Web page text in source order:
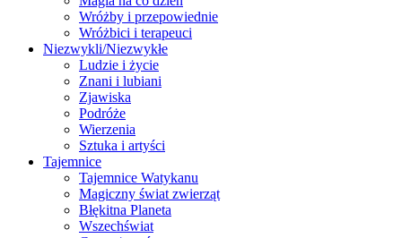
Wróżby i przepowiednie
Wróżbici i terapeuci
Niezwykli/Niezwykłe
Ludzie i życie
Znani i lubiani
Zjawiska
Podróże
Wierzenia
Sztuka i artyści
Tajemnice
Tajemnice Watykanu
Magiczny świat zwierząt
Błękitna Planeta
Wszechświat